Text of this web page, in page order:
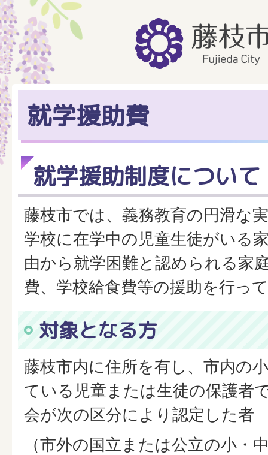
就学援助費
就学援助制度について
藤枝市では、義務教育の円滑な
学校に在学中の児童生徒がいる
由から就学困難と認められる家
費、学校給食費等の援助を行っ
対象となる方
藤枝市内に住所を有し、市内の
ている児童または生徒の保護者
会が次の区分により認定した者
（市外の国立または公立の小・